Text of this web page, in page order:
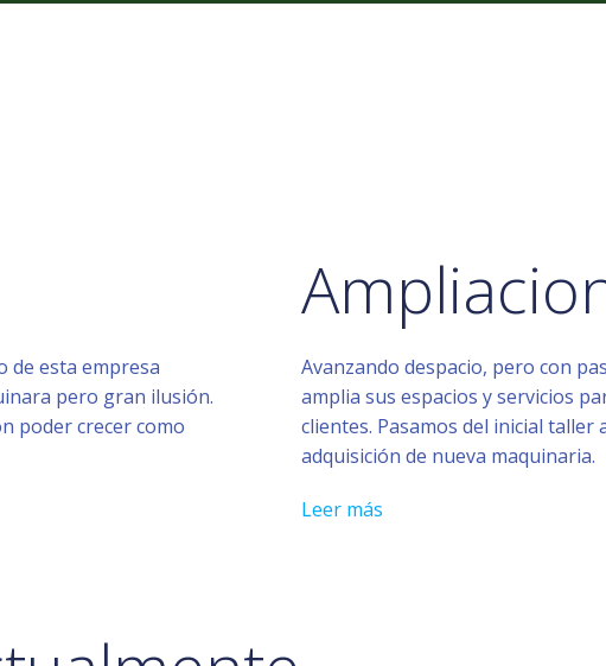
de esta empresa
pero gran ilusión.
poder crecer como
Avanzando despacio, pero con
amplia sus espacios y servicios
clientes. Pasamos del inicial
adquisición de nueva maquinaria.
Leer más